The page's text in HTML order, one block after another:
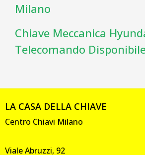
Milano
Chiave Meccanica
Telecomando
LA CASA DELLA CHIAVE
Centro Chiavi Milano
Viale Abruzzi, 92